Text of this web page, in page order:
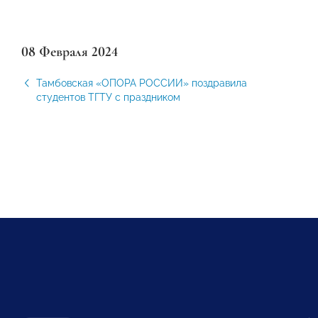
08 Февраля 2024
Тамбовская «ОПОРА РОССИИ» поздравила
студентов ТГТУ с праздником